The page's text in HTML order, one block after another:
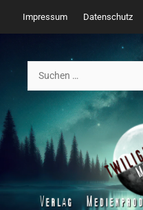
Inhalt
springen
Impressum Datenschutz
nach: